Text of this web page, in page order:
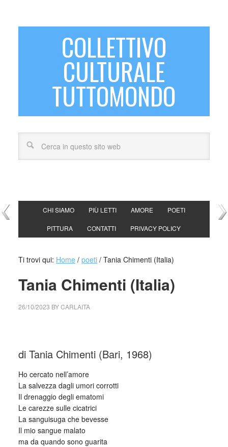
COLLETTIVO
CULTURALE
TUTTOMONDO
CHI SIAMO PIÙ LETTI AMORE POETI
PITTURA CONTATTI PRIVACY POLICY
Ti trovi qui: Home / poeti /Tania Chimenti (Italia)
Tania Chimenti (Italia)
26/10/2023 BYCARLAITA
di Tania Chimenti (Bari, 1968)
Ho cercato nell’amore
La salvezza dagli umori corrotti
Il drenaggio degli ematomi
Le carezze sulle cicatrici
La sanguisuga che bevesse
Il mio sangue malato
ma da quando sono guarita